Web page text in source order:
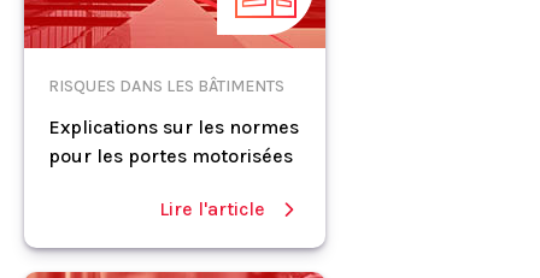
RISQUES DANS LES BÂTIMENTS
Explications sur les normes
pour les portes motorisées
Lire l'article